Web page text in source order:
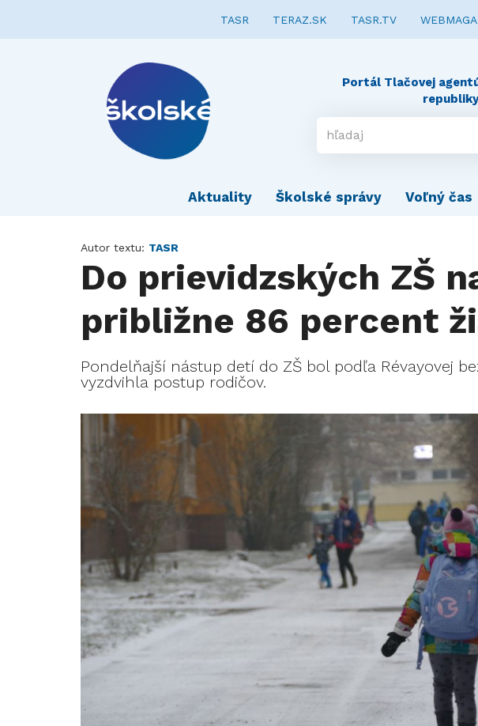
TASR TERAZ.SK TASR.TV
Portál Tlačovej
republiky
Aktuality Školské správy Voľný čas
Autor textu: TASR
Do prievidzských ZŠ
približne 86 percent
Pondelňajší nástup detí do ZŠ bol podľa Révayovej
vyzdvihla postup rodičov.